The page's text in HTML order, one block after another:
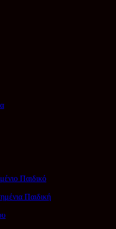
Παιδικό
Παιδική